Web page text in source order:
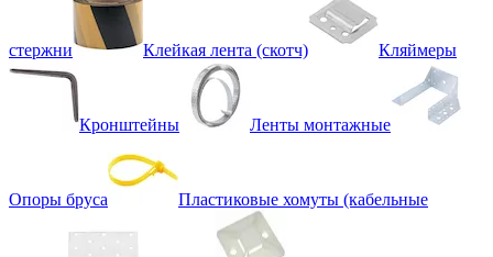
стержни Клейкая лента (скотч) Кляймеры
Кронштейны Ленты монтажные
Опоры бруса Пластиковые хомуты (кабельные